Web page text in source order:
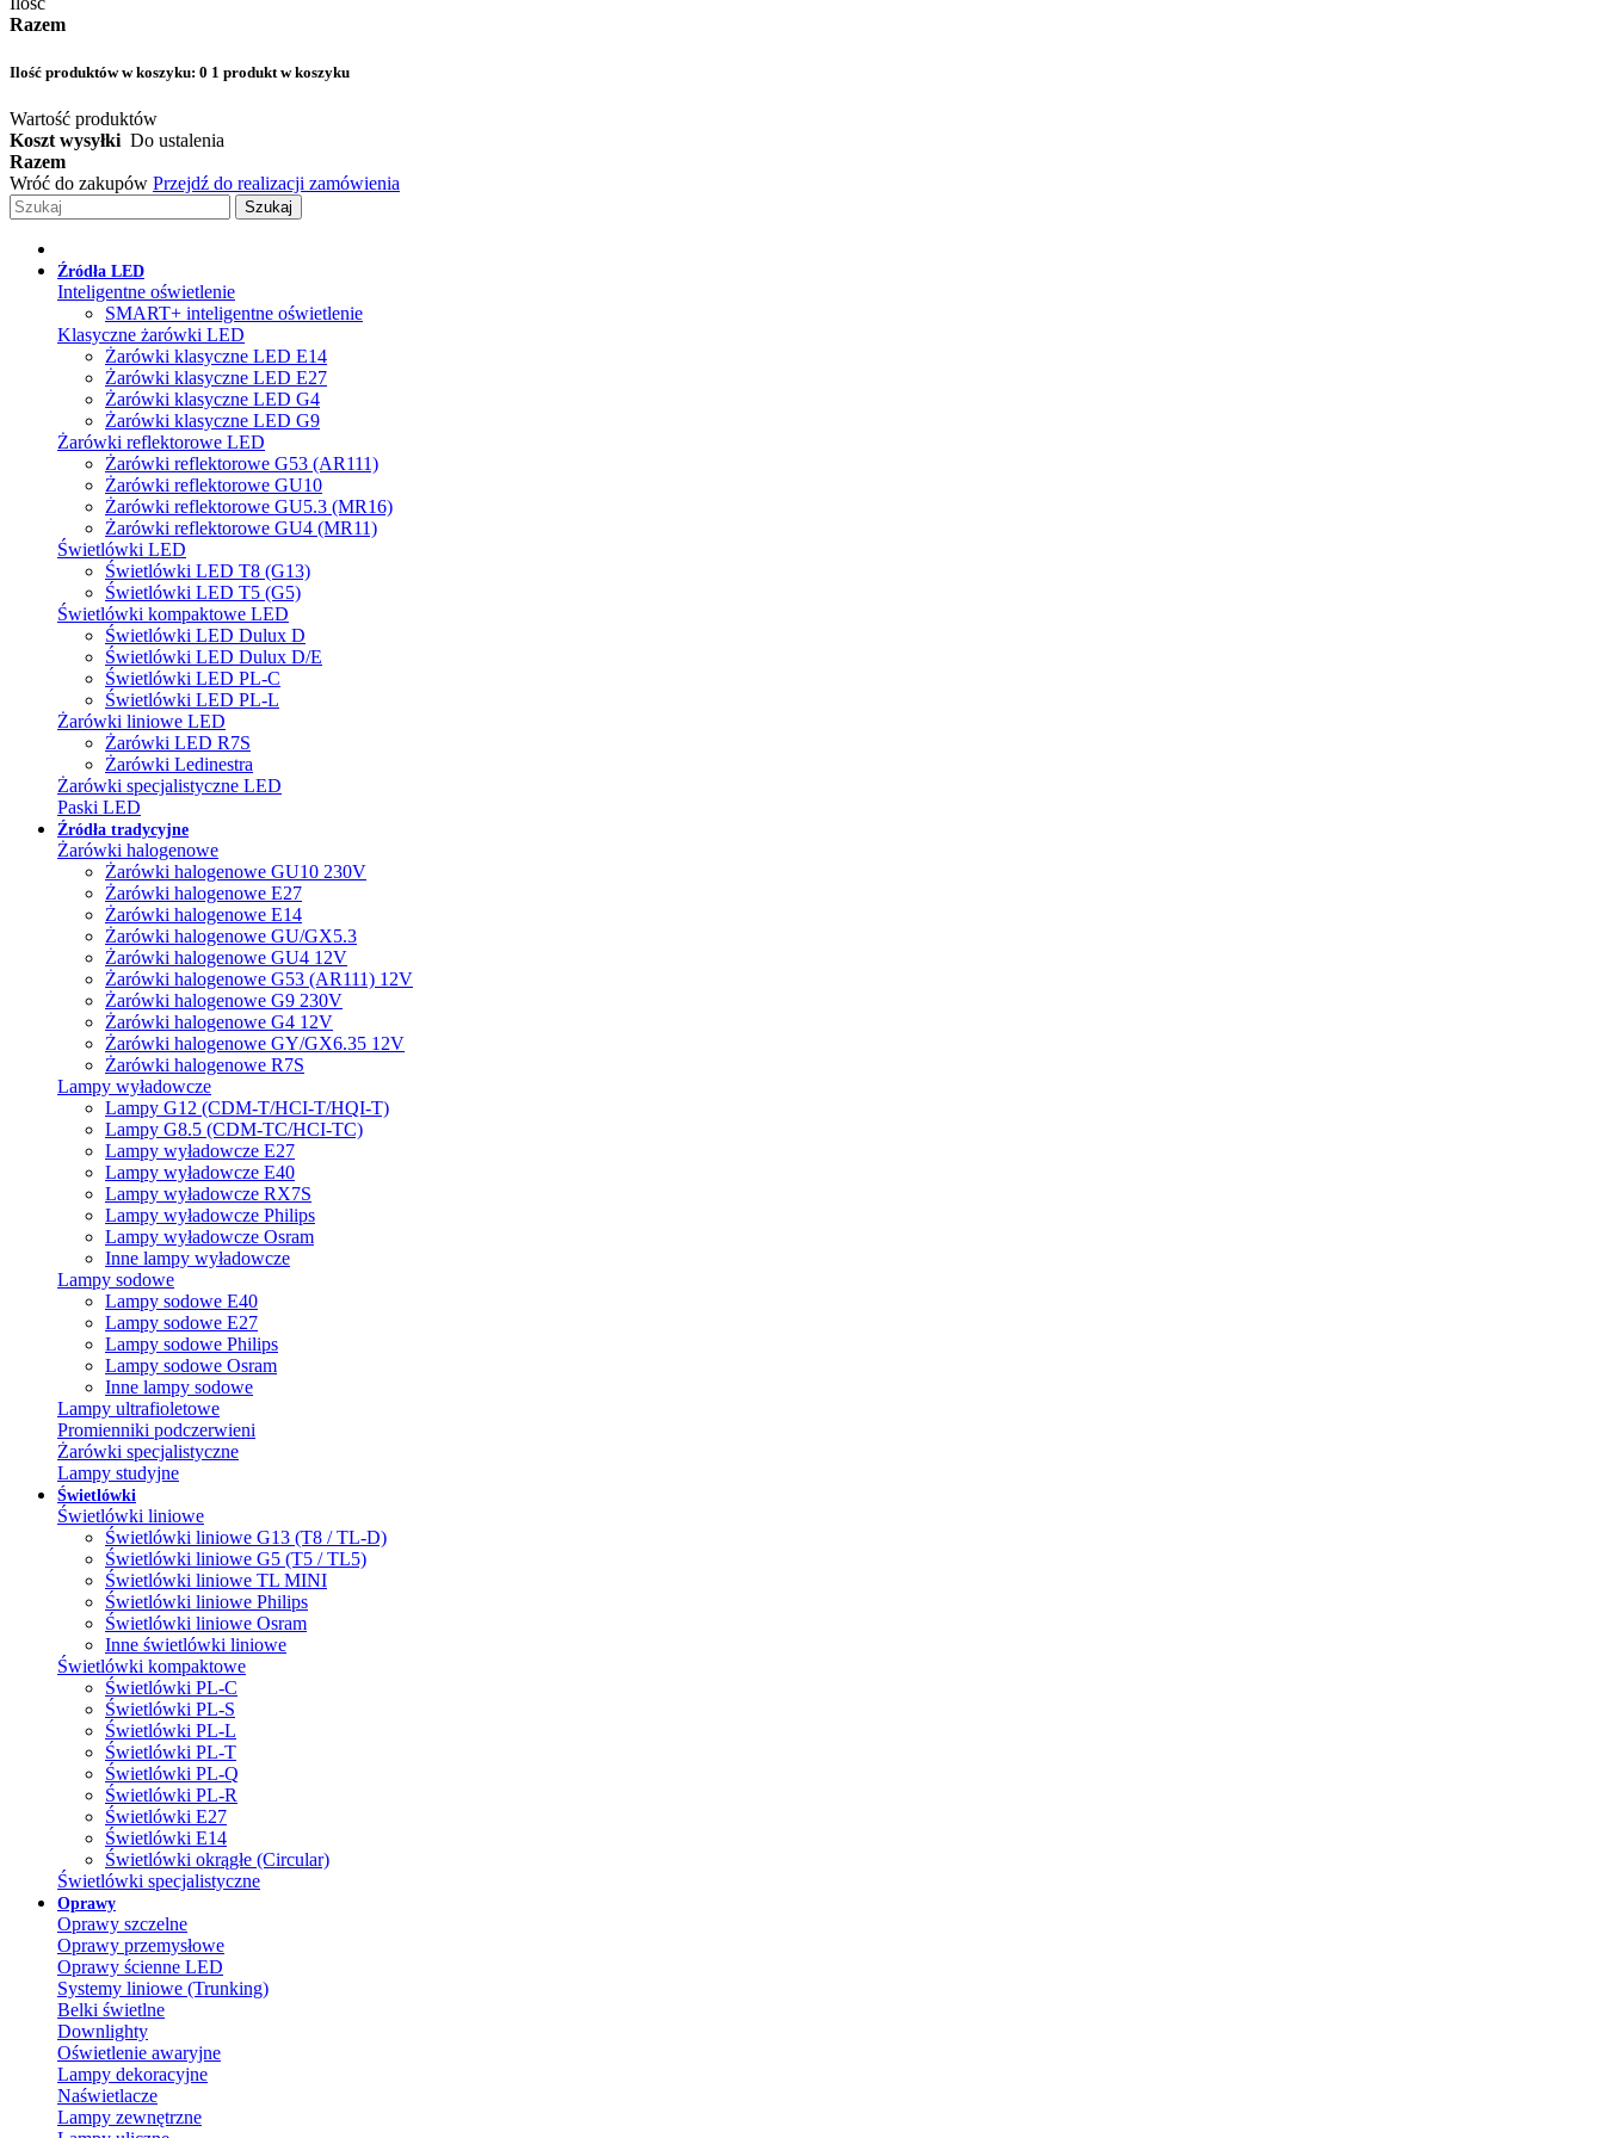
Razem
Ilość produktów w koszyku: 0 1 produkt w koszyku
Wartość produktów
Koszt wysyłki Do ustalenia
Razem
Wróć do zakupów Przejdź do realizacji zamówienia
Szukaj
Źródła LED
Inteligentne oświetlenie
SMART+ inteligentne oświetlenie
Klasyczne żarówki LED
Żarówki klasyczne LED E14
Żarówki klasyczne LED E27
Żarówki klasyczne LED G4
Żarówki klasyczne LED G9
Żarówki reflektorowe LED
Żarówki reflektorowe G53 (AR111)
Żarówki reflektorowe GU10
Żarówki reflektorowe GU5.3 (MR16)
Żarówki reflektorowe GU4 (MR11)
Świetlówki LED
Świetlówki LED T8 (G13)
Świetlówki LED T5 (G5)
Świetlówki kompaktowe LED
Świetlówki LED Dulux D
Świetlówki LED Dulux D/E
Świetlówki LED PL-C
Świetlówki LED PL-L
Żarówki liniowe LED
Żarówki LED R7S
Żarówki Ledinestra
Żarówki specjalistyczne LED
Paski LED
Źródła tradycyjne
Żarówki halogenowe
Żarówki halogenowe GU10 230V
Żarówki halogenowe E27
Żarówki halogenowe E14
Żarówki halogenowe GU/GX5.3
Żarówki halogenowe GU4 12V
Żarówki halogenowe G53 (AR111) 12V
Żarówki halogenowe G9 230V
Żarówki halogenowe G4 12V
Żarówki halogenowe GY/GX6.35 12V
Żarówki halogenowe R7S
Lampy wyładowcze
Lampy G12 (CDM-T/HCI-T/HQI-T)
Lampy G8.5 (CDM-TC/HCI-TC)
Lampy wyładowcze E27
Lampy wyładowcze E40
Lampy wyładowcze RX7S
Lampy wyładowcze Philips
Lampy wyładowcze Osram
Inne lampy wyładowcze
Lampy sodowe
Lampy sodowe E40
Lampy sodowe E27
Lampy sodowe Philips
Lampy sodowe Osram
Inne lampy sodowe
Lampy ultrafioletowe
Promienniki podczerwieni
Żarówki specjalistyczne
Lampy studyjne
Świetlówki
Świetlówki liniowe
Świetlówki liniowe G13 (T8 / TL-D)
Świetlówki liniowe G5 (T5 / TL5)
Świetlówki liniowe TL MINI
Świetlówki liniowe Philips
Świetlówki liniowe Osram
Inne świetlówki liniowe
Świetlówki kompaktowe
Świetlówki PL-C
Świetlówki PL-S
Świetlówki PL-L
Świetlówki PL-T
Świetlówki PL-Q
Świetlówki PL-R
Świetlówki E27
Świetlówki E14
Świetlówki okrągłe (Circular)
Świetlówki specjalistyczne
Oprawy
Oprawy szczelne
Oprawy przemysłowe
Oprawy ścienne LED
Systemy liniowe (Trunking)
Belki świetlne
Downlighty
Oświetlenie awaryjne
Lampy dekoracyjne
Naświetlacze
Lampy zewnętrzne